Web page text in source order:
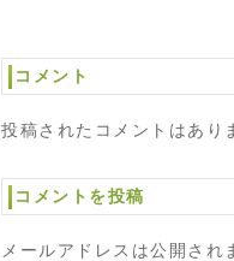
コメント
投稿されたコメントはあり
コメントを投稿
メールアドレスは公開され